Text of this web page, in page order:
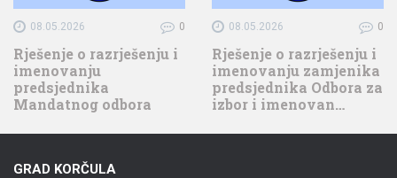
08.05.2026 0
Rješenje o razrješenju i
imenovanju
predsjednika
Mandatnog odbora
08.05.2026 0
Rješenje o razrješenju i
imenovanju zamjenika
predsjednika Odbora za
izbor i imenovan…
GRAD KORČULA